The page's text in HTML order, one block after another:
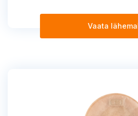
Vaata